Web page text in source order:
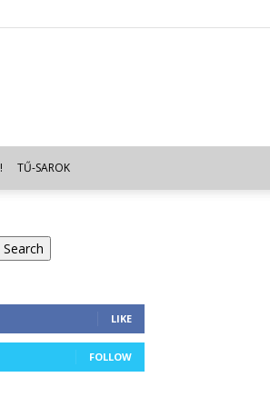
TŰ-SAROK
Search
LIKE
FOLLOW